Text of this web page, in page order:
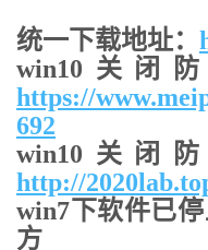
统一下载地址：
win10关闭
https://
692
win10关闭
http://
win7下软件已
方